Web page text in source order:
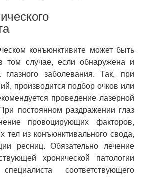
конъюнктивите может быть
том случае, если обнаружена и
глазного заболевания. Так, при
производится подбор очков или
проведение лазерной
постоянном раздражении глаз
провоцирующих факторов,
тел из конъюнктивального свода,
ресниц. Обязательно лечение
хронической патологии
соответствующего